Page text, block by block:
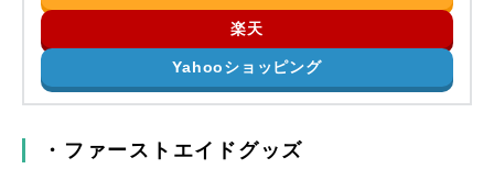
楽天
Yahooショッピング
・ファーストエイドグッズ